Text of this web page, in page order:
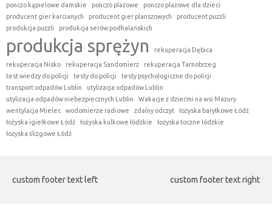
ponczo kąpielowe damskie
ponczo plażowe
ponczo plażowe dla dzieci
producent gier karcianych
producent gier planszowych
producent puzzli
produkcja puzzli
produkcja serów podhalańskich
produkcja sprężyn
rekuperacja Dębica
rekuperacja Nisko
rekuperacja Sandomierz
rekuperacja Tarnobrzeg
test wiedzy do policji
testy do policji
testy psychologiczne do policji
transport odpadów Lublin
utylizacja odpadów Lublin
utylizacja odpadów niebezpiecznych Lublin
Wakacje z dziećmi na wsi Mazury
wentylacja Mielec
wodomierze radiowe zdalny odczyt
łożyska baryłkowe Łódź
łożyska igiełkowe Łódź
łożyska kulkowe łódzkie
łożyska toczne łódzkie
łożyska ślizgowe Łódź
custom footer text left custom footer text right